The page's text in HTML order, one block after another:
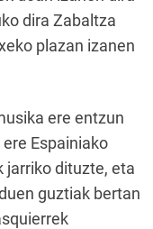
dira Zabaltza
plazan izanen
ere entzun
Espainiako
jarriko dituzte, eta
guztiak bertan